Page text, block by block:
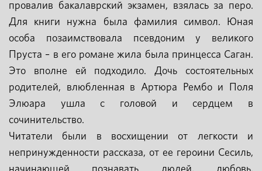
провалив бакалаврский экзамен, взялась за перо.
Для книги нужна была фамилия символ. Юная
особа позаимствовала псевдоним у великого
Пруста – в его романе жила была принцесса Саган.
Это вполне ей подходило. Дочь состоятельных
родителей, влюбленная в Артюра Рембо и Поля
Элюара ушла с головой и сердцем в
сочинительство.
Читатели были в восхищении от легкости и
непринужденности рассказа, от ее героини Сесиль,